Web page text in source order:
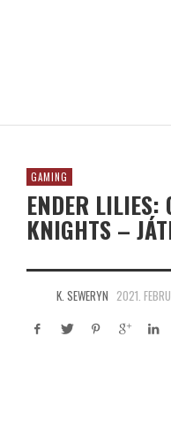
GAMING
ENDER LILIES:
KNIGHTS –
K. SEWERYN 2021.